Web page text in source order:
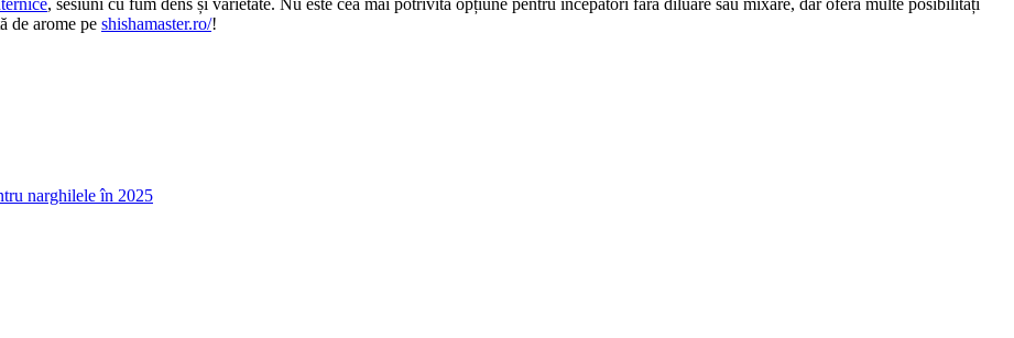
de arome pe shishamaster.ro/!
narghilele în 2025